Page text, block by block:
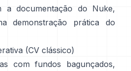
a documentação do Nuke,
demonstração prática do
(CV clássico)
com fundos bagunçados,